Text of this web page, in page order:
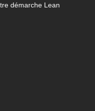
démarche Lean